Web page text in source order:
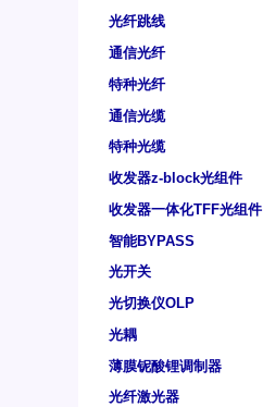
光纤跳线
通信光纤
特种光纤
通信光缆
特种光缆
收发器z-block光组件
收发器一体化TFF光组件
智能BYPASS
光开关
光切换仪OLP
光耦
薄膜铌酸锂调制器
光纤激光器